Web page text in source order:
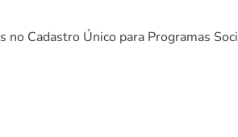
Cadastro Único para Programas